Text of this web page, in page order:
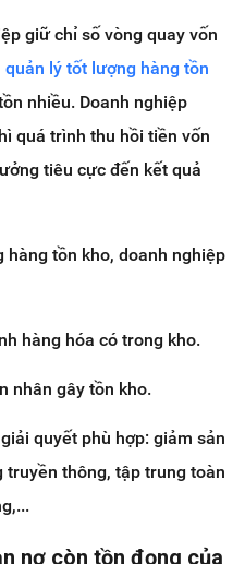
giữ chỉ số vòng quay vốn
quản lý tốt lượng hàng tồn
nhiều. Doanh nghiệp
quá trình thu hồi tiền vốn
tiêu cực đến kết quả
tồn kho, doanh nghiệp
hàng hóa có trong kho.
nhân gây tồn kho.
quyết phù hợp: giảm sản
truyền thông, tập trung toàn
nợ còn tồn đọng của